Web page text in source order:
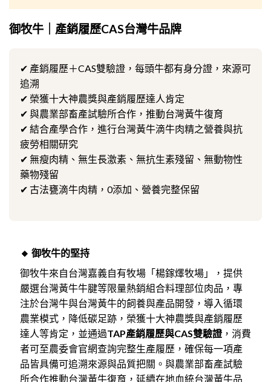
御牧牛｜產銷履歷CAS台灣牛品牌
✔ 產銷履歷＋CAS雙驗證，每頭牛都有身分證，來源可
追溯
✔ 榮獲十大神農獎與產銷履歷達人肯定
✔ 與農業部畜產試驗所合作，推動台灣黃牛復育
✔ 結合產學合作，進行台灣黃牛滴牛肉精之營養與抗
疲勞相關研究
✔ 無瘦肉精、無生長激素、無抗生素殘留、無動物性
藥物殘留
✔ 古法甕滴牛肉精，0添加、營養完整保留
🔸 御牧牛的堅持
御牧牛來自台灣嘉義自有牧場「楊鎵燡牧場」，提供
嚴選台灣黃牛牛腱等限量熱銷組合料理部位肉品，專
注於台灣牛與台灣黃牛的飼養與產品開發，導入循環
農業模式，降低碳足跡，榮獲十大神農獎與產銷履歷
達人等肯定，並通過TAP產銷履歷與CAS雙驗證，消費
者可至農委會官網查詢完整生產履歷，確保每一項產
品皆具備可追溯來源與品質把關。與農業部畜產試驗
所合作推動台灣黃牛復育，延續在地血統台灣黃牛品